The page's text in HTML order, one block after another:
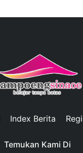
Index Berita
Temukan Kami Di